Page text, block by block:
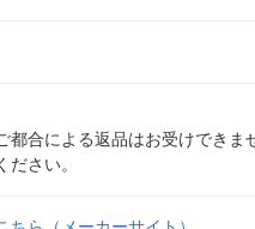
都合による返品はお受けでき
さい。